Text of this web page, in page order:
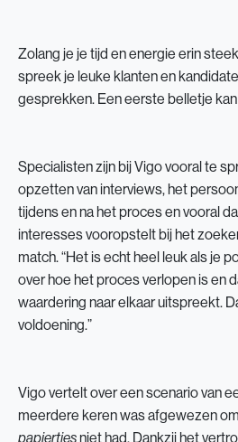
Zolang je je tijd en energie erin
spreek je leuke klanten en
gesprekken. Een eerste belletje
Specialisten zijn bij Vigo vooral te
opzetten van interviews, het
tijdens en na het proces en vooral
interesses vooropstelt bij het
match. “Het is echt heel leuk als je
over hoe het proces verlopen is en
waardering naar elkaar uitspreekt.
voldoening.”
Vigo vertelt over een scenario van
meerdere keren was afgewezen
papiertjesniet had. Dankzij het